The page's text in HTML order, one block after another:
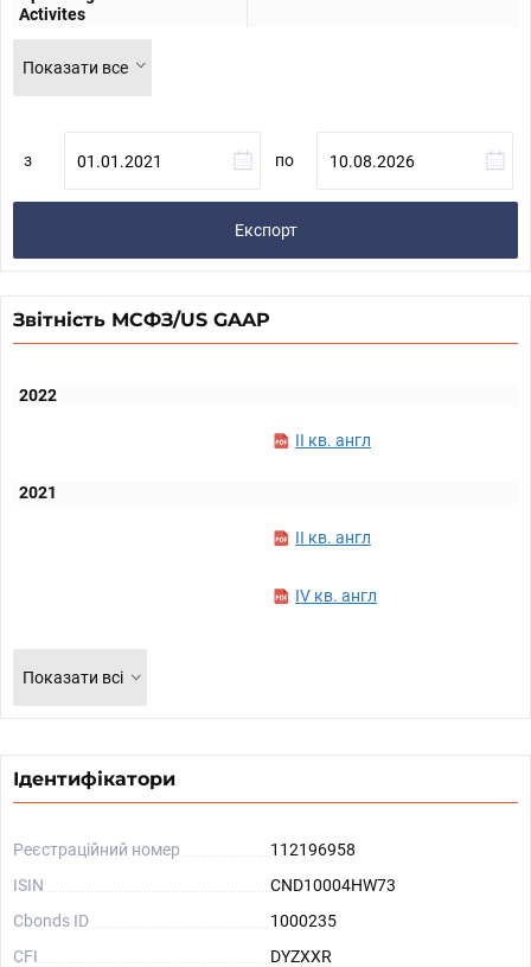
Activites
Показати все
з по
Експорт
Звітність МСФЗ/US GAAP
2022
II кв. англ
2021
II кв. англ
IV кв. англ
Показати всі
Ідентифікатори
Реєстраційний номер
112196958
ISIN
CND10004HW73
Cbonds ID
1000235
CFI
DYZXXR